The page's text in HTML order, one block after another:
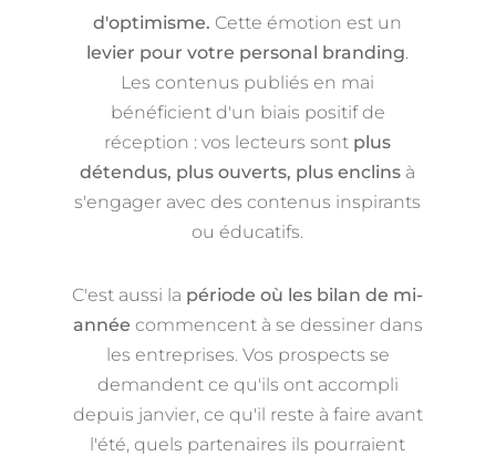
d'optimisme. Cette émotion est un
levier pour votre personal branding.
Les contenus publiés en mai
bénéficient d'un biais positif de
réception : vos lecteurs sont plus
détendus, plus ouverts, plus enclins à
s'engager avec des contenus inspirants
ou éducatifs.
C'est aussi la période où les bilan de mi-
année commencent à se dessiner dans
les entreprises. Vos prospects se
demandent ce qu'ils ont accompli
depuis janvier, ce qu'il reste à faire avant
l'été, quels partenaires ils pourraient